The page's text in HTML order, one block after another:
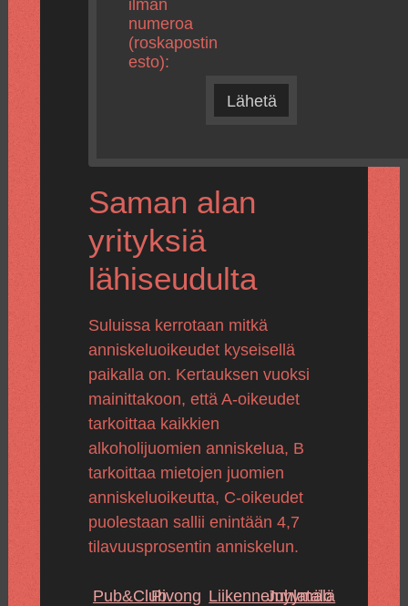
ilman
numeroa
(roskapostin
esto):
Lähetä
Saman alan
yrityksiä
lähiseudulta
Suluissa kerrotaan mitkä
anniskeluoikeudet kyseisellä
paikalla on. Kertauksen vuoksi
mainittakoon, että A-oikeudet
tarkoittaa kaikkien
alkoholijuomien anniskelua, B
tarkoittaa mietojen juomien
anniskeluoikeutta, C-oikeudet
puolestaan sallii enintään 4,7
tilavuusprosentin anniskelun.
Pub&ClubPivong Liikennemyymälä
Juhlatalo